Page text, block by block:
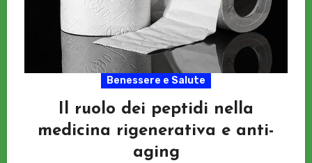
Benessere e Salute
Il ruolo dei peptidi nella
medicina rigenerativa e anti-
aging